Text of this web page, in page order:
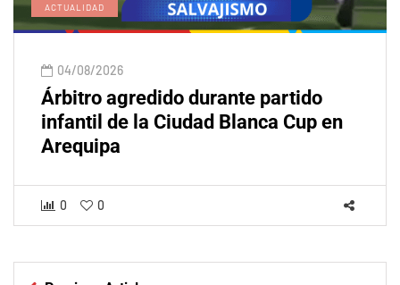
ACTUALIDAD
04/08/2026
Árbitro agredido durante partido
infantil de la Ciudad Blanca Cup en
Arequipa
0 0